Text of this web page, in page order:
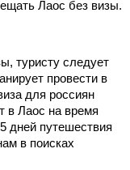
Лаос без визы.
туристу следует
провести в
для россиян
в Лаос на время
дней путешествия
в поисках